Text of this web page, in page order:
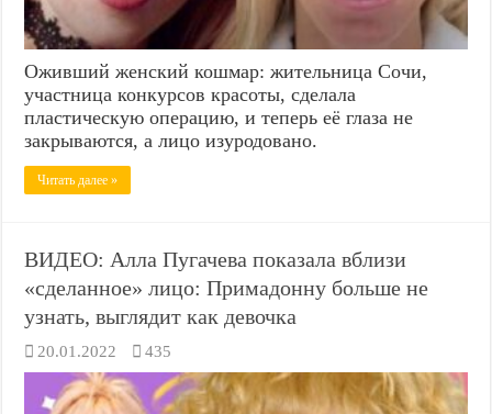
Оживший женский кошмар: жительница Сочи,
участница конкурсов красоты, сделала
пластическую операцию, и теперь её глаза не
закрываются, а лицо изуродовано.
Читать далее »
ВИДЕО: Алла Пугачева показала вблизи
«сделанное» лицо: Примадонну больше не
узнать, выглядит как девочка
20.01.2022 435